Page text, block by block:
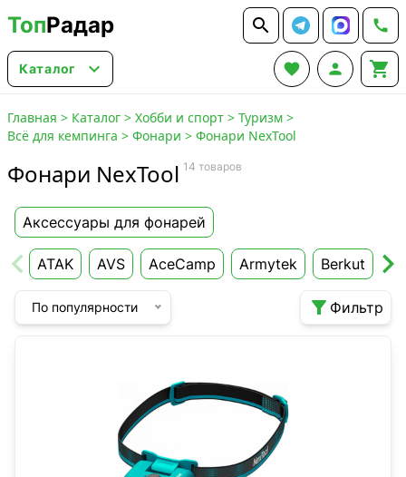
ТопРадар  
Каталог    
Главная > Каталог > Хобби и спорт > Туризм >
Всё для кемпинга > Фонари > Фонари NexTool
Фонари NexTool 14 товаров
Аксессуары для фонарей
ATAK AVS AceCamp Armytek Berkut
По популярности  Фильтр